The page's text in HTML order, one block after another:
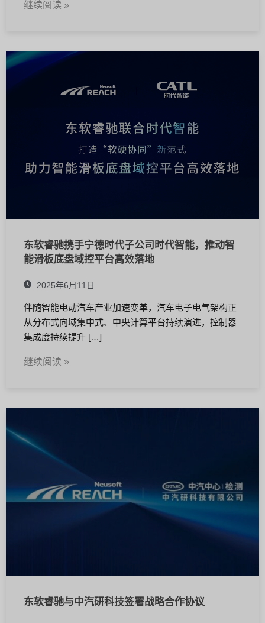
继续阅读 »
东软睿驰携手宁德时代子公司时代智能，推动智
能滑板底盘域控平台高效落地
2025年6月11日
伴随智能电动汽车产业加速变革，汽车电子电气架构正
从分布式向域集中式、中央计算平台持续演进，控制器
集成度持续提升 […]
继续阅读 »
东软睿驰与中汽研科技签署战略合作协议